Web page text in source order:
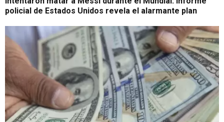
policial de Estados Unidos revela el alarmante plan